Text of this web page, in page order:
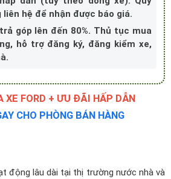
liên hệ để nhận được báo giá.
góp lên đến 80%. Thủ tục mua
hỗ trợ đăng ký, đăng kiểm xe,
XE FORD + ƯU ĐÃI HẤP DẪN
CHO PHÒNG BÁN HÀNG
động lâu dài tại thị trường nước nhà và